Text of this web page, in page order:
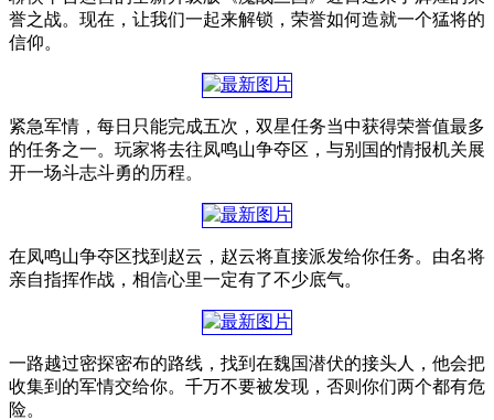
誉之战。现在，让我们一起来解锁，荣誉如何造就一个猛将的
信仰。
紧急军情，每日只能完成五次，双星任务当中获得荣誉值最多
的任务之一。玩家将去往凤鸣山争夺区，与别国的情报机关展
开一场斗志斗勇的历程。
在凤鸣山争夺区找到赵云，赵云将直接派发给你任务。由名将
亲自指挥作战，相信心里一定有了不少底气。
一路越过密探密布的路线，找到在魏国潜伏的接头人，他会把
收集到的军情交给你。千万不要被发现，否则你们两个都有危
险。